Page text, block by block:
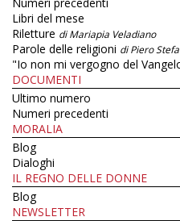
Libri del mese
Riletture di Mariapia Veladiano
Parole delle religioni di Piero
"Io non mi vergogno del
DOCUMENTI
Ultimo numero
Numeri precedenti
MORALIA
Blog
Dialoghi
IL REGNO DELLE DONNE
Blog
NEWSLETTER